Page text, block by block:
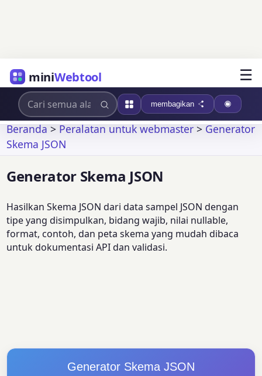
miniWebtool ☰
membagikan
Beranda>Peralatan untuk webmaster>Generator
Skema JSON
Generator Skema JSON
Hasilkan Skema JSON dari data sampel JSON dengan
tipe yang disimpulkan, bidang wajib, nilai nullable,
format, contoh, dan peta skema yang mudah dibaca
untuk dokumentasi API dan validasi.
Generator Skema JSON